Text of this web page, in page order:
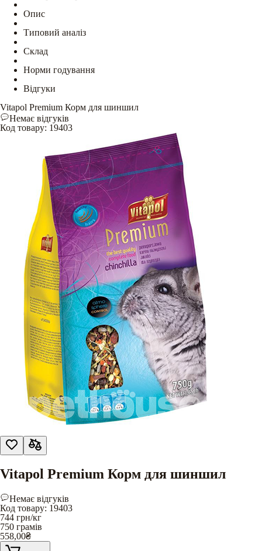
Опис
Типовий аналіз
Склад
Норми годування
Відгуки
Vitapol Premium Корм для шиншил
Немає відгуків
Код товару: 19403
Vitapol Premium Корм для шиншил
Немає відгуків
Код товару: 19403
744 грн/кг
750 грамів
558,00₴